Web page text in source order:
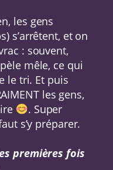
les gens
s’arrêtent, et on
: souvent,
mêle, ce qui
le tri. Et puis
les gens,
. Super
s’y préparer.
premières fois